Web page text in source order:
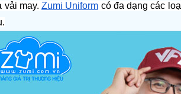
vải may. Zumi Uniform có đa dạng các